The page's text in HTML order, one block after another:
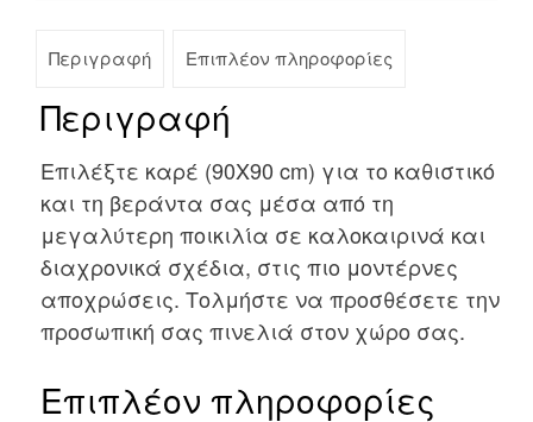
Περιγραφή Επιπλέον πληροφορίες
Περιγραφή
Επιλέξτε καρέ (90Χ90 cm) για το καθιστικό
και τη βεράντα σας μέσα από τη
μεγαλύτερη ποικιλία σε καλοκαιρινά και
διαχρονικά σχέδια, στις πιο μοντέρνες
αποχρώσεις. Τολμήστε να προσθέσετε την
προσωπική σας πινελιά στον χώρο σας.
Επιπλέον πληροφορίες